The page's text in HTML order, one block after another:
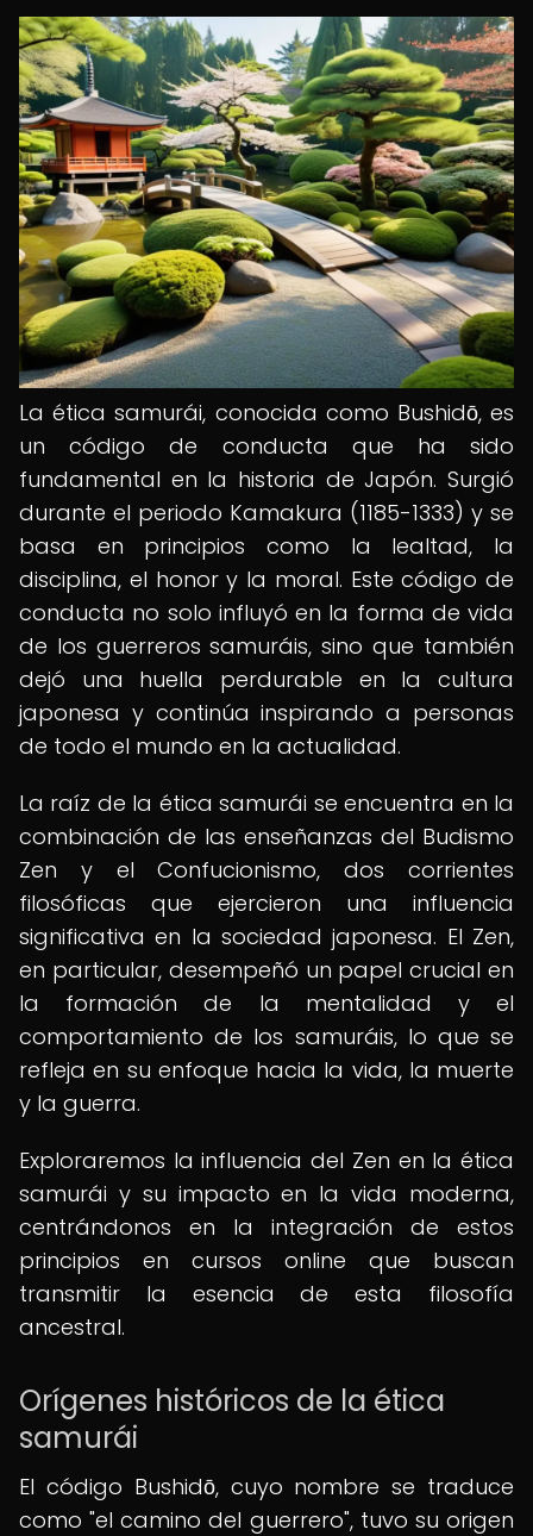
La ética samurái, conocida como Bushidō, es
un código de conducta que ha sido
fundamental en la historia de Japón. Surgió
durante el periodo Kamakura (1185-1333) y se
basa en principios como la lealtad, la
disciplina, el honor y la moral. Este código de
conducta no solo influyó en la forma de vida
de los guerreros samuráis, sino que también
dejó una huella perdurable en la cultura
japonesa y continúa inspirando a personas
de todo el mundo en la actualidad.
La raíz de la ética samurái se encuentra en la
combinación de las enseñanzas del Budismo
Zen y el Confucionismo, dos corrientes
filosóficas que ejercieron una influencia
significativa en la sociedad japonesa. El Zen,
en particular, desempeñó un papel crucial en
la formación de la mentalidad y el
comportamiento de los samuráis, lo que se
refleja en su enfoque hacia la vida, la muerte
y la guerra.
Exploraremos la influencia del Zen en la ética
samurái y su impacto en la vida moderna,
centrándonos en la integración de estos
principios en cursos online que buscan
transmitir la esencia de esta filosofía
ancestral.
Orígenes históricos de la ética
samurái
El código Bushidō, cuyo nombre se traduce
como "el camino del guerrero", tuvo su origen